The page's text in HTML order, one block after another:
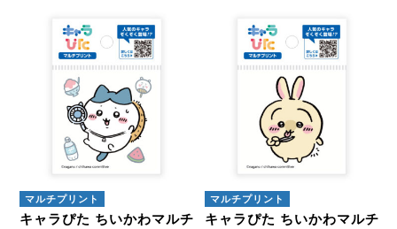
マルチプリント
キャラぴた ちいかわマルチ
マルチプリント
キャラぴた ちいかわマルチ